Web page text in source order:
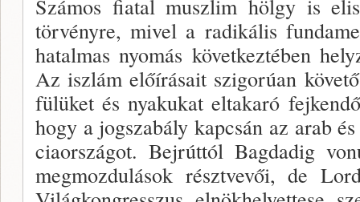
Számos fiatal muszlim hölgy is
törvényre, mivel a radikális
hatal­mas nyomás következtében
Az iszlám előírásait szigorúan
fülüket és nyaku­kat eltakaró
hogy a jogszabály kapcsán az arab
ciaországot. Bejrúttól Bagdadig
megmoz­dulások résztvevői, de